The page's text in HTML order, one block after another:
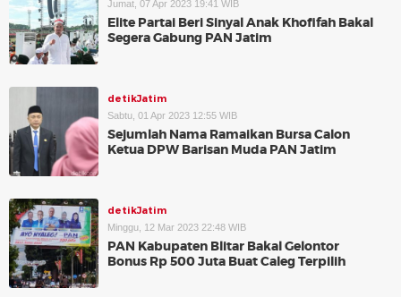
Jumat, 07 Apr 2023 19:41 WIB
Elite Partai Beri Sinyal Anak Khofifah Bakal
Segera Gabung PAN Jatim
detikJatim
Sabtu, 01 Apr 2023 12:55 WIB
Sejumlah Nama Ramaikan Bursa Calon
Ketua DPW Barisan Muda PAN Jatim
detikJatim
Minggu, 12 Mar 2023 22:48 WIB
PAN Kabupaten Blitar Bakal Gelontor
Bonus Rp 500 Juta Buat Caleg Terpilih